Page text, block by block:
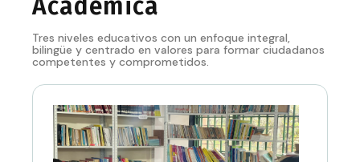
Académica
Tres niveles educativos con un enfoque integral,
bilingüe y centrado en valores para formar ciudadanos
competentes y comprometidos.